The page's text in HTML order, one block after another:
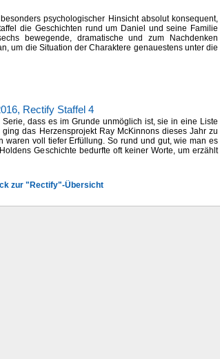
psychologischer Hinsicht absolut konsequent,
die Geschichten rund um Daniel und seine Familie
bewegende, dramatische und zum Nachdenken
um die Situation der Charaktere genauestens unter die
Rectify Staffel 4
dass es im Grunde unmöglich ist, sie in eine Liste
das Herzensprojekt Ray McKinnons dieses Jahr zu
waren voll tiefer Erfüllung. So rund und gut, wie man es
Geschichte bedurfte oft keiner Worte, um erzählt
zur "Rectify"-Übersicht